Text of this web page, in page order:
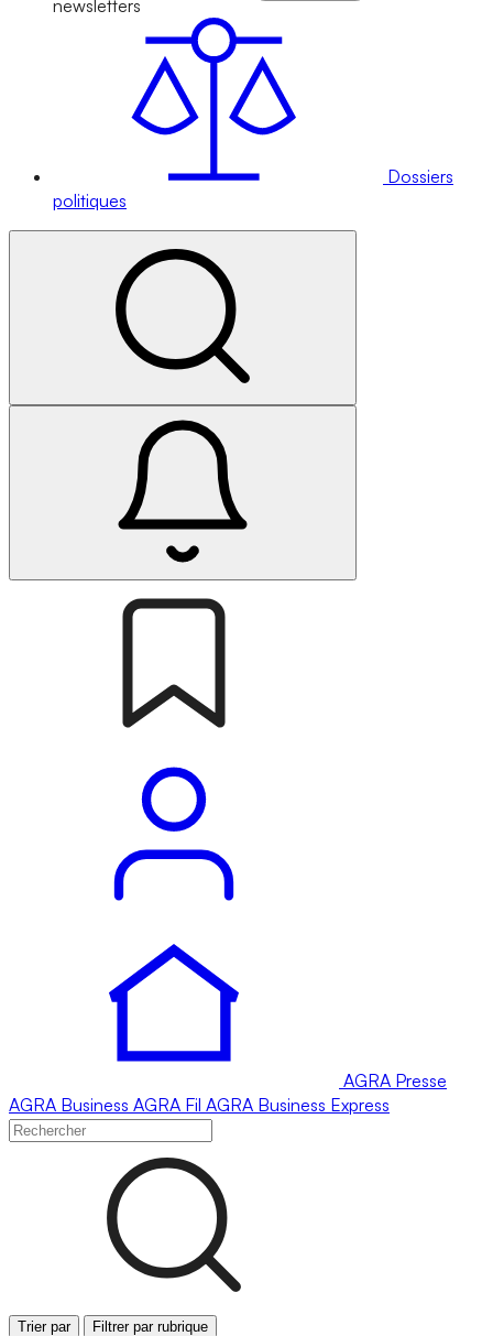
newsletters
Dossiers
politiques
AGRA Presse
AGRA Business AGRA Fil AGRA Business Express
Trier par Filtrer par rubrique